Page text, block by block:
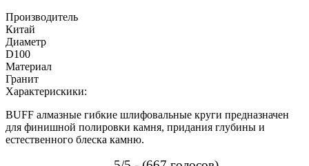
Производитель
Китай
Диаметр
D100
Материал
Гранит
Характерискики:
BUFF алмазные гибкие шлифовальные круги предназначен
для финишной полировки камня, придания глубины и
естественного блеска камню.